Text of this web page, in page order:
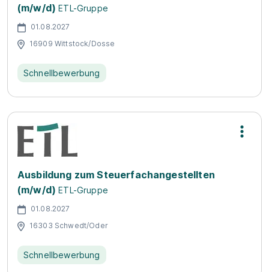
(m/w/d) ETL-Gruppe
01.08.2027
16909 Wittstock/Dosse
Schnellbewerbung
Ausbildung zum Steuerfachangestellten
(m/w/d)ETL-Gruppe
01.08.2027
16303 Schwedt/Oder
Schnellbewerbung